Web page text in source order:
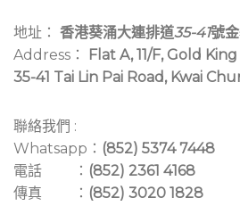
地址： 香港葵涌大連排道35-41號
Address：
Flat A, 11/F, Gold
35-41 Tai Lin Pai Road, Kwai
聯絡我們 :
Whatsapp： (852) 5374 7448
電話 ： (852) 2361 4168
傳真 ： (852) 3020 1828